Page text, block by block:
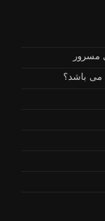
مسرور
می باشد؟